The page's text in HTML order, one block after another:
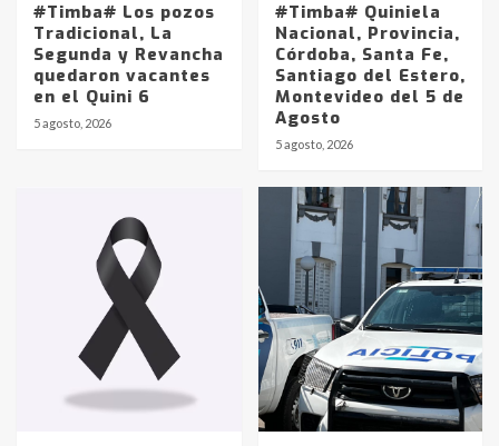
#Timba# Los pozos
Tradicional, La
Segunda y Revancha
quedaron vacantes
en el Quini 6
5 agosto, 2026
#Timba# Quiniela
Nacional, Provincia,
Córdoba, Santa Fe,
Santiago del Estero,
Montevideo del 5 de
Agosto
5 agosto, 2026
Identidad de los adolescentes
pampeanos que fueron
en la mañana del lunes
Accidente en Ruta 5: falleció un
joven de Trenque Lauquen
Los precios de los combustibles en
La Pampa, desde YPF hasta Axion
entre 857 a 1338 pesos